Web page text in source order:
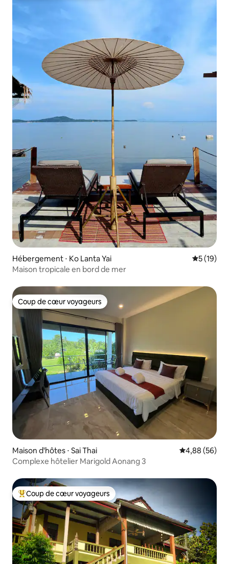
Hébergement ⋅ Ko Lanta Yai
5 (19)
Maison tropicale en bord de mer
Coup de cœur voyageurs
Coup de cœur voyageurs
Maison d'hôtes ⋅ Sai Thai Évaluation
4,88 (56)
Complexe hôtelier Marigold Aonang 3
Coups de cœur voyageurs les plus appréciés
Coup de cœur voyageurs